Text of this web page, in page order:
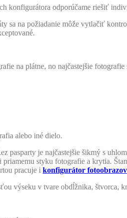
konfigurátora odporúčame riešiť
sa na požiadanie môže vytlačiť
na plátne, no najčastejšie
alebo iné dielo.
pasparty je najčastejšie šikmý s
styku fotografie a krytia.
pracuje i konfigurátor fotoobrazov
výseku v tvare obdĺžnika, štvorca,